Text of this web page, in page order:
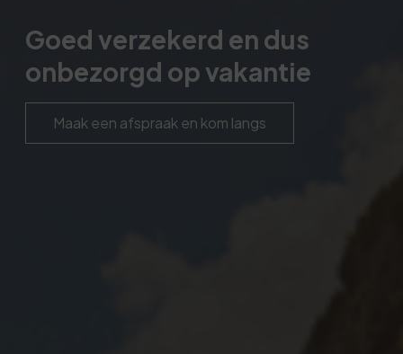
Goed verzekerd en dus
onbezorgd op vakantie
Maak een afspraak en kom langs